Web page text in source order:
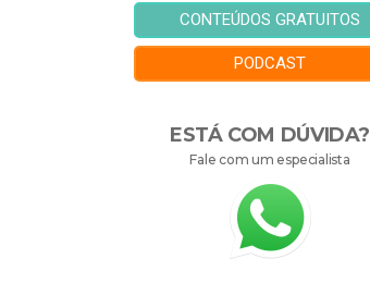
CONTEÚDOS GRATUITOS
PODCAST
ESTÁ COM DÚVIDA?
Fale com um especialista